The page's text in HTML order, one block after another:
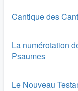
Cantique des
La numérotation
Psaumes
Le Nouveau